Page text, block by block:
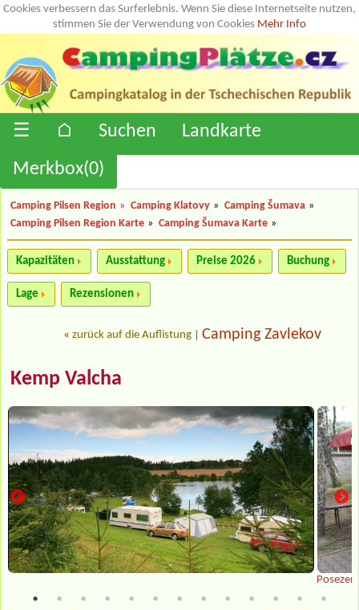
Cookies verbessern das Surferlebnis. Wenn Sie diese Internetseite nutzen,
stimmen Sie der Verwendung von Cookies Mehr Info
☰ ⌂ Suchen
Landkarte
Merkbox(0)
Camping Pilsen Region » Camping Klatovy » Camping Šumava »
Camping Pilsen Region Karte » Camping Šumava Karte »
Kapazitäten Ausstattung Preise 2026 Buchung
Lage Rezensionen
« zurück auf die Auflistung Camping Zavlekov
Kemp Valcha